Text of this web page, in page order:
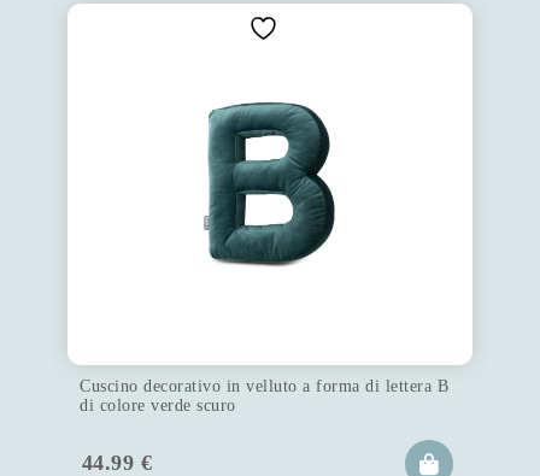
Cuscino decorativo in velluto a forma di lettera B
di colore verde scuro
44.99 €